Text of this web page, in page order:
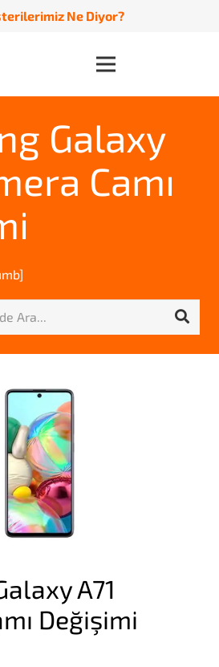
Ne Diyor?
Galaxy
Camı
A71
Değişimi